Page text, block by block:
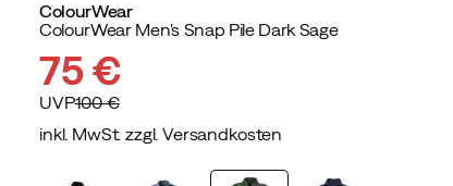
ColourWear
ColourWear Men's Snap Pile Dark Sage
discounted
75 €
original
UVP100 €
inkl. MwSt. zzgl. Versandkosten